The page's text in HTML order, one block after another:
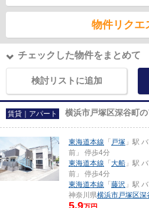
物件リクエ
チェックした物件をまとめて
検討リストに追加
賃貸｜アパート 横浜市戸塚区深谷町の
東海道本線 「 戸塚 」駅
前」 停歩4分
東海道本線 「 大船 」駅
前」 停歩4分
東海道本線 「 藤沢 」駅
神奈川県横浜市戸塚区深
5.9